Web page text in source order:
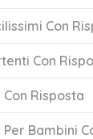
Con
Con
Risposta
Bambini